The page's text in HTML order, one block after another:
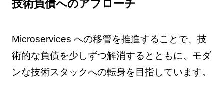
技術負債へのアプローチ
Microservices への移管を推進することで、技
術的な負債を少しずつ解消するとともに、モダ
ンな技術スタックへの転身を目指しています。